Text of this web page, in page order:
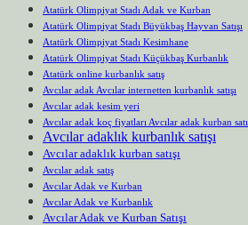
Atatürk Olimpiyat Stadı Adak ve Kurban
Atatürk Olimpiyat Stadı Büyükbaş Hayvan Satışı
Atatürk Olimpiyat Stadı Kesimhane
Atatürk Olimpiyat Stadı Küçükbaş Kurbanlık
Atatürk online kurbanlık satış
Avcılar adak Avcılar internetten kurbanlık satışı
Avcılar adak kesim yeri
Avcılar adak koç fiyatları Avcılar adak kurban
Avcılar adaklık kurbanlık satışı
Avcılar adaklık kurban satışı
Avcılar adak satış
Avcılar Adak ve Kurban
Avcılar Adak ve Kurbanlık
Avcılar Adak ve Kurban Satışı